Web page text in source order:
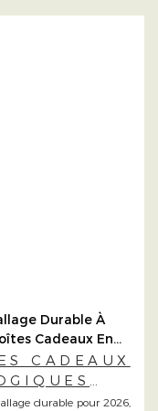
Durable À
Cadeaux En
Le Marché
CADEAUX
durable pour 2026,